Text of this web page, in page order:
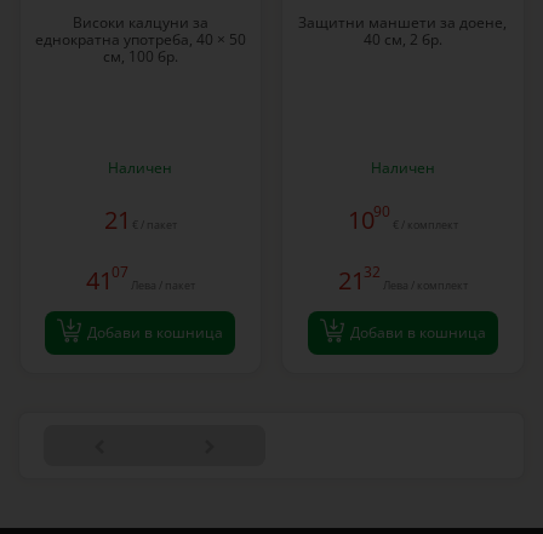
Високи калцуни за
еднократна употреба, 40 × 50
см, 100 бр.
Наличен
21 € / пакет
41 07
Лева / пакет
Добави в кошница
Защитни маншети за доене,
40 см, 2 бр.
Наличен
1090
€ / комплект
21 32
Лева / комплект
Добави в кошница